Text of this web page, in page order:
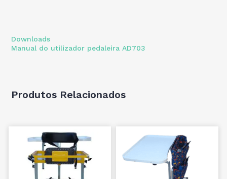
Downloads
Manual do utilizador pedaleira AD703
Produtos Relacionados